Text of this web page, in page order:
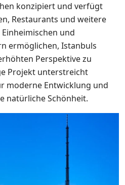
konzipiert und verfügt
Restaurants und weitere
und
ermöglichen, Istanbuls
Perspektive zu
Projekt unterstreicht
moderne Entwicklung und
natürliche Schönheit.